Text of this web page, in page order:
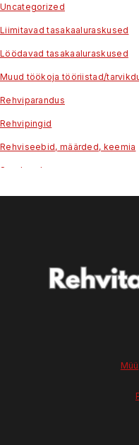
Uncategorized
Liimitavad tasakaaluraskused
Löödavad tasakaaluraskused
Muud töökoja tööriistad/
Rehviparandus
Rehvipingid
Rehviseebid, määrded, keemia
Seadmed